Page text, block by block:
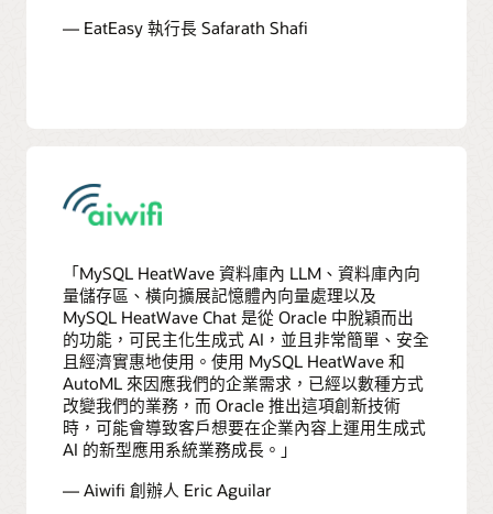
— EatEasy 執行長 Safarath Shafi
「MySQL HeatWave 資料庫內 LLM、資料庫內向
量儲存區、橫向擴展記憶體內向量處理以及
MySQL HeatWave Chat 是從 Oracle 中脫穎而出
的功能，可民主化生成式 AI，並且非常簡單、安全
且經濟實惠地使用。使用 MySQL HeatWave 和
AutoML 來因應我們的企業需求，已經以數種方式
改變我們的業務，而 Oracle 推出這項創新技術
時，可能會導致客戶想要在企業內容上運用生成式
AI 的新型應用系統業務成長。」
— Aiwifi 創辦人 Eric Aguilar